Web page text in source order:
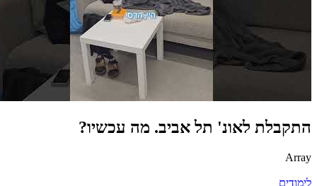
התקבלת לאונ' תל אביב. מה עכשיו?
Array
לימודים